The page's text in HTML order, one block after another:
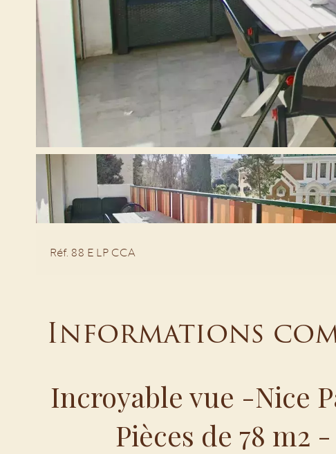
Réf. 88 E LP CCA
Informations
Incroyable vue -Nice
Pièces de 78 m2